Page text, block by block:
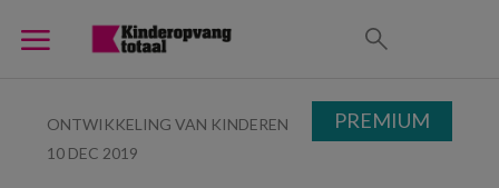
ONTWIKKELING VAN KINDEREN
10 DEC 2019
PREMIUM